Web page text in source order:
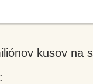
kusov na